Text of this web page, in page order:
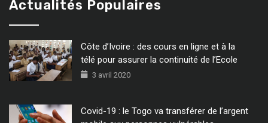
Actualités Populaires
Côte d’Ivoire : des cours en ligne et à la
télé pour assurer la continuité de l’Ecole
3 avril 2020
Covid-19 : le Togo va transférer de l’argent